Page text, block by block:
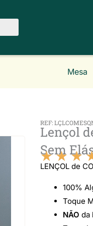
Mesa
REF:
Lençol
Sem
★★ ★
LENÇOL de
100%
Toque
NÃO da